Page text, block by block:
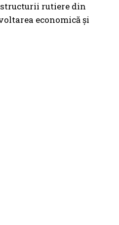
rutiere din
economică și